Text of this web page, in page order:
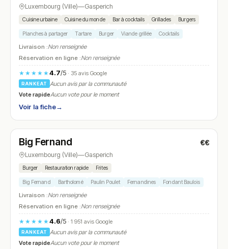
Luxembourg (Ville)—Gasperich
Cuisine urbaine Cuisine du monde Bar à cocktails Grillades Burgers
Planches à partager Tartare Burger Viande grillée Cocktails
Livraison :Non renseignée
Réservation en ligne :Non renseignée
★★★★★4.7/5· 35 avis Google
RANKEAT
Aucun avis par la communauté
Vote rapideAucun vote pour le moment
Voir la fiche→
N° 14
Big Fernand €€
Luxembourg (Ville)—Gasperich
Burger Restauration rapide Frites
Big Fernand Bartholomé Paulin Poulet Fernandines Fondant Baulois
Livraison :Non renseignée
Réservation en ligne :Non renseignée
★★★★★4.6/5· 1 951 avis Google
RANKEAT
Aucun avis par la communauté
Vote rapideAucun vote pour le moment